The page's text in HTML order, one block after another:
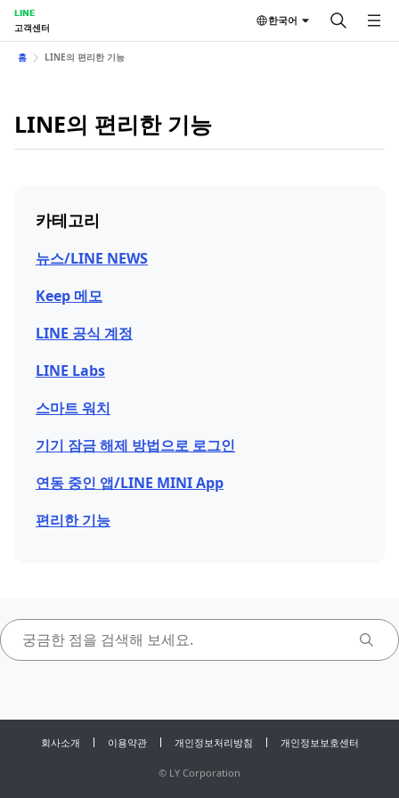
LINE
고객센터
한국어
홈 LINE의 편리한 기능
LINE의 편리한 기능
카테고리
뉴스/LINE NEWS
Keep 메모
LINE 공식 계정
LINE Labs
스마트 워치
기기 잠금 해제 방법으로 로그인
연동 중인 앱/LINE MINI App
편리한 기능
회사소개 이용약관 개인정보처리방침 개인정보보호센터
© LY Corporation